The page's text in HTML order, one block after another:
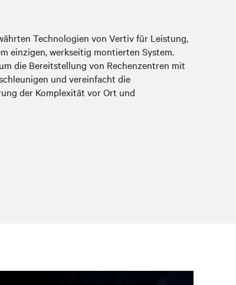
Technologien von Vertiv für Leistung,
einzigen, werkseitig montierten System.
die Bereitstellung von Rechenzentren mit
und vereinfacht die
der Komplexität vor Ort und